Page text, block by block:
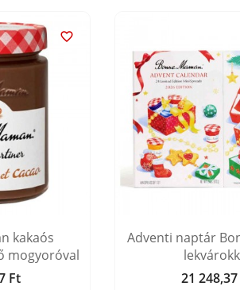

kakaós
mogyoróval
Ft
Adventi naptár
Ár
21